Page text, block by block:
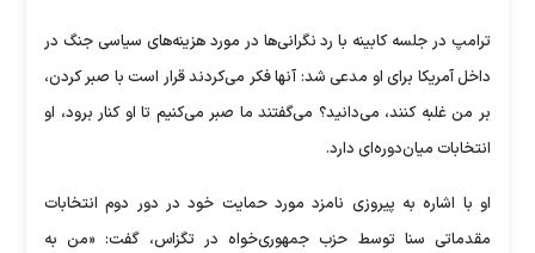
ترامپ در جلسه کابینه با رد نگرانی‌ها در مورد هزینه‌های سیاسی جنگ در
داخل آمریکا برای او مدعی شد: آنها فکر می‌کردند قرار است با صبر کردن،
بر من غلبه کنند، می‌دانید؟ می‌گفتند ما صبر می‌کنیم تا او کنار برود، او
انتخابات میان‌دوره‌ای دارد.
او با اشاره به پیروزی نامزد مورد حمایت خود در دور دوم انتخابات
مقدماتی سنا توسط حزب جمهوری‌خواه در تگزاس، گفت: «من به